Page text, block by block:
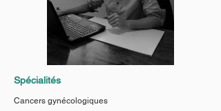
Spécialités
Cancers gynécologiques